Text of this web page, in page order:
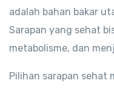
adalah bahan bakar
Sarapan yang sehat
metabolisme, dan
Pilihan sarapan sehat